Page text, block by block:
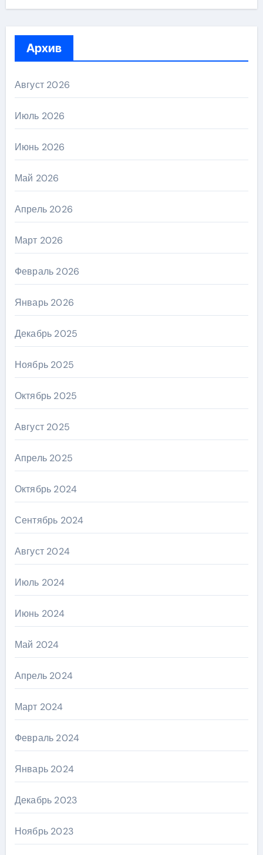
Архив
Август 2026
Июль 2026
Июнь 2026
Май 2026
Апрель 2026
Март 2026
Февраль 2026
Январь 2026
Декабрь 2025
Ноябрь 2025
Октябрь 2025
Август 2025
Апрель 2025
Октябрь 2024
Сентябрь 2024
Август 2024
Июль 2024
Июнь 2024
Май 2024
Апрель 2024
Март 2024
Февраль 2024
Январь 2024
Декабрь 2023
Ноябрь 2023